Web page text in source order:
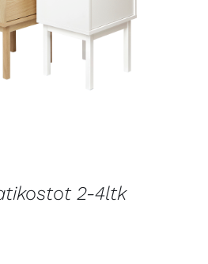
2-4ltk